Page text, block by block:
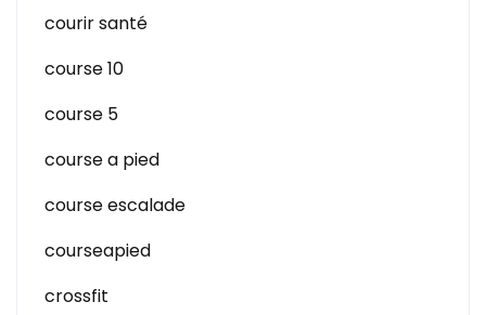
courir santé
course 10
course 5
course a pied
course escalade
courseapied
crossfit